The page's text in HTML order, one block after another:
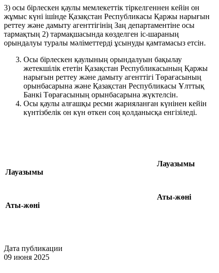
3) осы бірлескен қаулы мемлекеттік тіркелгеннен кейін он
жұмыс күні ішінде Қазақстан Республикасы Қаржы нарығын
реттеу және дамыту агенттігінің Заң департаментіне осы
тармақтың 2) тармақшасында көзделген іс-шараның
орындалуы туралы мәліметтерді ұсынуды қамтамасыз етсін.
Осы бірлескен қаулының орындалуын бақылау
жетекшілік ететін Қазақстан Республикасының Қаржы
нарығын реттеу және дамыту агенттігі Төрағасының
орынбасарына және Қазақстан Республикасы Ұлттық
Банкі Төрағасының орынбасарына жүктелсін.
Осы қаулы алғашқы ресми жарияланған күнінен кейін
күнтізбелік он күн өткен соң қолданысқа енгізіледі.
Лауазымы
Аты-жөні
Лауазымы
Аты-жөні
Дата публикации
09 июня 2025